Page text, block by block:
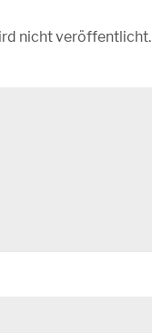
nicht veröffentlicht.